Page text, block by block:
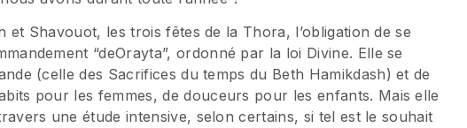
et Shavouot, les trois fêtes de la Thora, l’obligation de se
“deOrayta”, ordonné par la loi Divine. Elle se
(celle des Sacrifices du temps du Beth Hamikdash) et de
pour les femmes, de douceurs pour les enfants. Mais elle
une étude intensive, selon certains, si tel est le souhait